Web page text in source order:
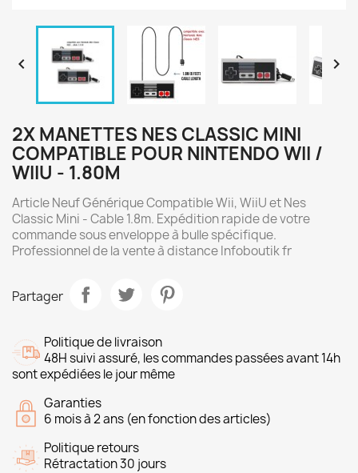
 
2X MANETTES NES CLASSIC MINI
COMPATIBLE POUR NINTENDO WII /
WIIU - 1.80M
Article Neuf Générique Compatible Wii, WiiU et Nes
Classic Mini - Cable 1.8m. Expédition rapide de votre
commande sous enveloppe à bulle spécifique.
Professionnel de la vente à distance Infoboutik fr
Partager
Politique de livraison
48H suivi assuré, les commandes passées avant 14h
sont expédiées le jour même
Garanties
6 mois à 2 ans (en fonction des articles)
Politique retours
Rétractation 30 jours